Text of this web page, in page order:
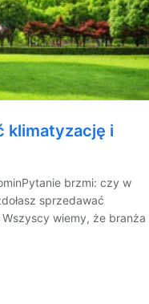
klimatyzację i
brzmi: czy w
sprzedawać
wiemy, że branża